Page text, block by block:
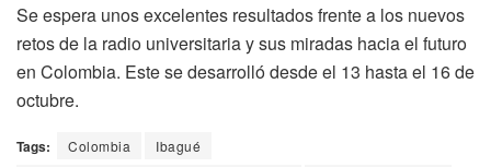
Se espera unos excelentes resultados frente a los nuevos
retos de la radio universitaria y sus miradas hacia el futuro
en Colombia. Este se desarrolló desde el 13 hasta el 16 de
octubre.
Tags: Colombia
Ibagué